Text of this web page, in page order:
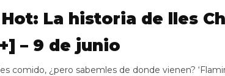
Hot: La historia de lles
– 9 de junio
comido, ¿pero sabemles de donde vienen?